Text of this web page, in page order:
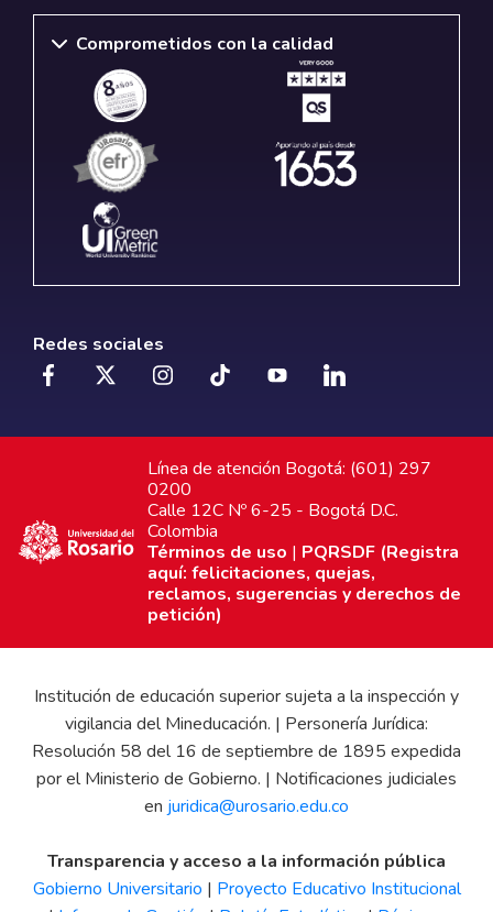
Comprometidos con la calidad
Redes sociales
Línea de atención Bogotá: (601) 297
0200
Calle 12C Nº 6-25 - Bogotá D.C.
Colombia
Términos de uso | PQRSDF (Registra
aquí: felicitaciones, quejas,
reclamos, sugerencias y derechos de
petición)
Institución de educación superior sujeta a la inspección y
vigilancia del Mineducación. | Personería Jurídica:
Resolución 58 del 16 de septiembre de 1895 expedida
por el Ministerio de Gobierno. | Notificaciones judiciales
en juridica@urosario.edu.co
Transparencia y acceso a la información pública
Gobierno Universitario | Proyecto Educativo Institucional